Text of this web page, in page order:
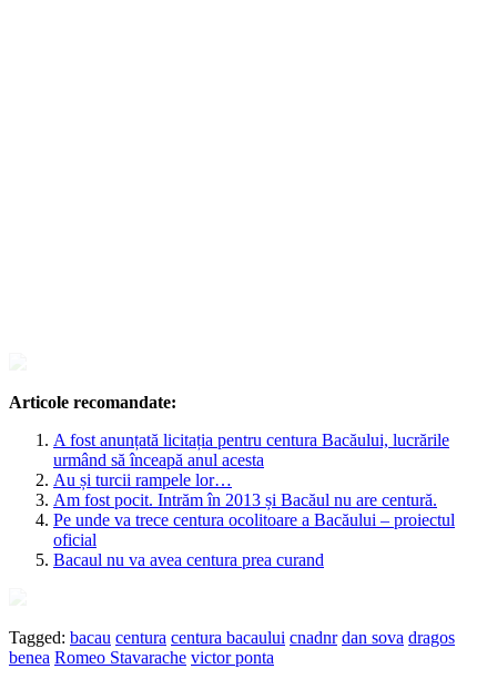
Articole recomandate:
A fost anunțată licitația pentru centura Bacăului, lucrările
urmând să înceapă anul acesta
Au și turcii rampele lor…
Am fost pocit. Intrăm în 2013 și Bacăul nu are centură.
Pe unde va trece centura ocolitoare a Bacăului – proiectul
oficial
Bacaul nu va avea centura prea curand
Tagged: bacau centura centura bacaului cnadnr dan sova dragos
benea Romeo Stavarache victor ponta